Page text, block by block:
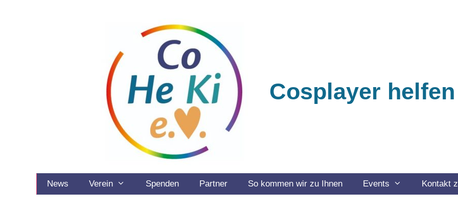
Cosplayer
News Verein Spenden Partner So kommen wir zu Ihnen Events Kontakt